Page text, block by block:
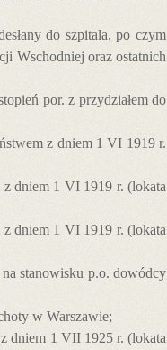
do szpitala, po czym
Wschodniej oraz ostatnich
por. z przydziałem do
z dniem 1 VI 1919 r.
z dniem 1 VI 1919 r. (lokata
z dniem 1 VI 1919 r. (lokata
stanowisku p.o. dowódcy
w Warszawie;
dniem 1 VII 1925 r. (lokata